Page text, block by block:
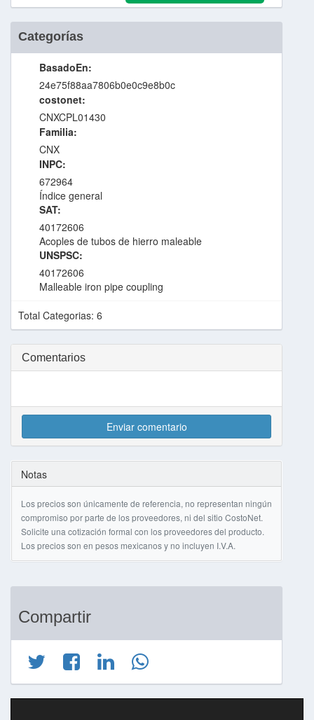
Categorías
BasadoEn:
24e75f88aa7806b0e0c9e8b0c
costonet:
CNXCPL01430
Familia:
CNX
INPC:
672964
Índice general
SAT:
40172606
Acoples de tubos de hierro maleable
UNSPSC:
40172606
Malleable iron pipe coupling
Total Categorias: 6
Comentarios
Enviar comentario
Notas
Los precios son únicamente de referencia, no representan ningún
compromiso por parte de los proveedores, ni del sitio CostoNet.
Solicite una cotización formal con los proveedores del producto.
Los precios son en pesos mexicanos y no incluyen I.V.A.
Compartir